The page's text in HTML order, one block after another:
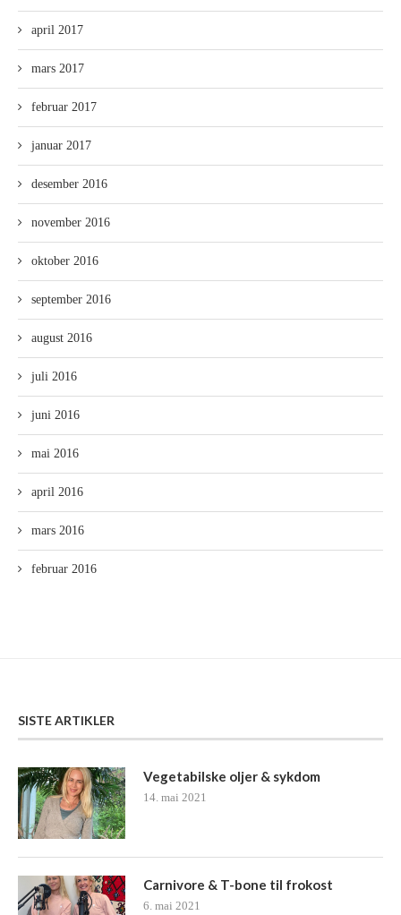
april 2017
mars 2017
februar 2017
januar 2017
desember 2016
november 2016
oktober 2016
september 2016
august 2016
juli 2016
juni 2016
mai 2016
april 2016
mars 2016
februar 2016
SISTE ARTIKLER
Vegetabilske oljer & sykdom
14. mai 2021
Carnivore & T-bone til frokost
6. mai 2021